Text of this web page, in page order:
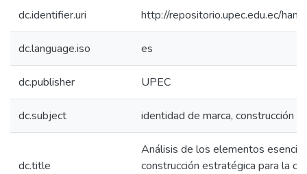
dc.identifier.uri http://repositorio.upec.edu.ec/
dc.language.iso es
dc.publisher UPEC
dc.subject identidad de marca, construcción
dc.title
Análisis de los elementos
construcción estratégica para la